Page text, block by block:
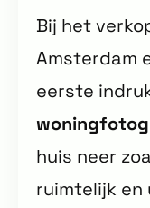
Bij het
Amsterdam
eerste
huis neer
ruimtelijk en